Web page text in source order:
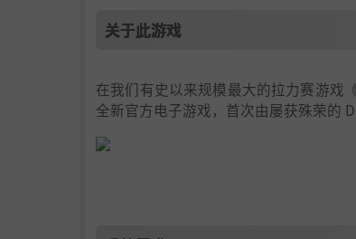
关于此游戏
在我们有史以来规模最大的拉力赛游戏
全新官方电子游戏，首次由屡获殊荣的